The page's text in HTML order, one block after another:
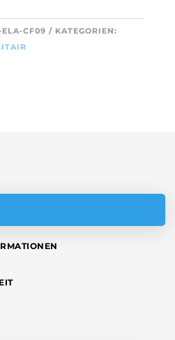
ELA-CF09
KATEGORIEN: